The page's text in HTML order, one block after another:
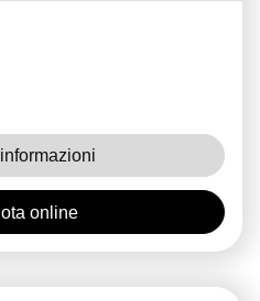
online